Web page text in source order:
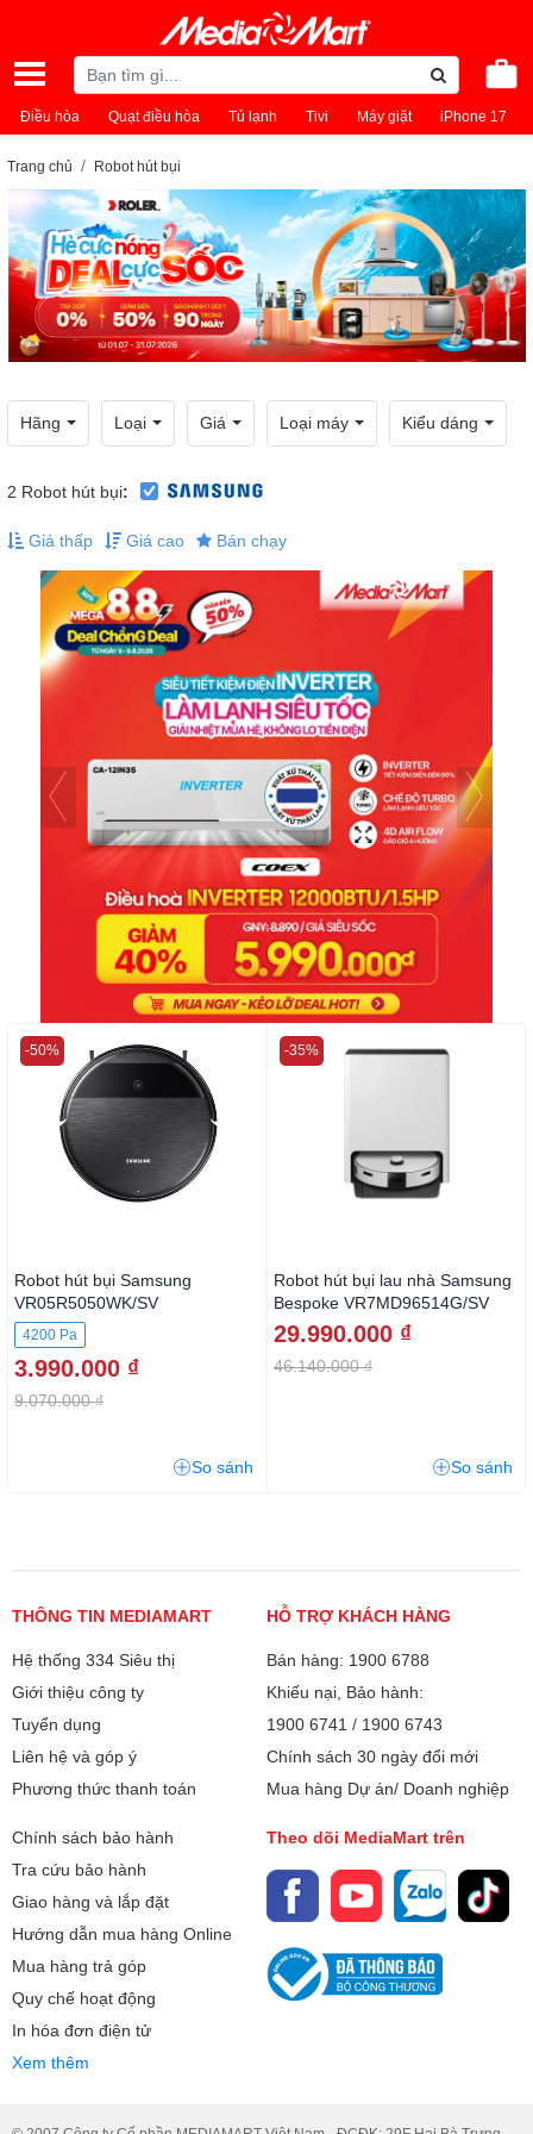
Điều hòa Quạt điều hòa Tủ lạnh Tivi Máy giặt iPhone 17
Trang chủ Robot hút bụi
Hãng Loại Giá Loại máy Kiểu dáng
2 Robot hút bụi:
Giá thấp Giá cao Bán chạy
Robot hút bụi Samsung
VR05R5050WK/SV
4200 Pa
3.990.000 ₫
9.070.000 ₫
-50%
So sánh
Robot hút bụi lau nhà Samsung
Bespoke VR7MD96514G/SV
29.990.000 ₫
46.140.000 ₫
-35%
So sánh
THÔNG TIN MEDIAMART
Hệ thống 334 Siêu thị
Giới thiệu công ty
Tuyển dụng
Liên hệ và góp ý
Phương thức thanh toán
HỖ TRỢ KHÁCH HÀNG
Bán hàng: 1900 6788
Khiếu nại, Bảo hành:
1900 6741 / 1900 6743
Chính sách 30 ngày đổi mới
Mua hàng Dự án/ Doanh nghiệp
Chính sách bảo hành
Tra cứu bảo hành
Giao hàng và lắp đặt
Hướng dẫn mua hàng Online
Mua hàng trả góp
Quy chế hoạt động
In hóa đơn điện tử
Xem thêm
Theo dõi MediaMart trên